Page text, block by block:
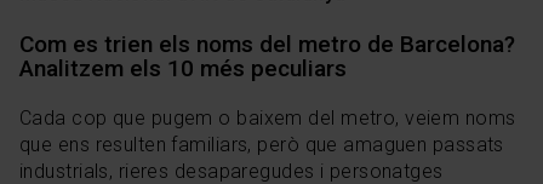
Com es trien els noms del metro de Barcelona?
Analitzem els 10 més peculiars
Cada cop que pugem o baixem del metro, veiem noms
que ens resulten familiars, però que amaguen passats
industrials, rieres desaparegudes i personatges